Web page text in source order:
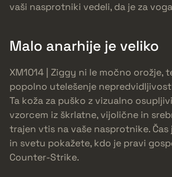
vaši nasprotniki vedeli, da je za
Malo anarhije je veliko
XM1014 | Ziggy ni le močno orožje,
popolno utelešenje
Ta koža za puško z vizualno
vzorcem iz škrlatne, vijolične in
trajen vtis na vaše nasprotnike. Čas
in svetu pokažete, kdo je pravi
Counter-Strike.